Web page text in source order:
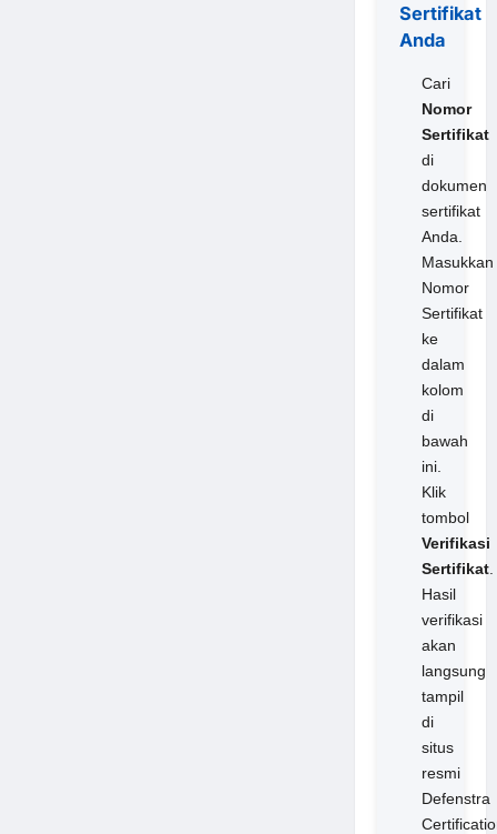
Sertifikat
Anda
Cari
Nomor
Sertifikat
di
dokumen
sertifikat
Anda.
Masukkan
Nomor
Sertifikat
ke
dalam
kolom
di
bawah
ini.
Klik
tombol
Verifikasi
Sertifikat.
Hasil
verifikasi
akan
langsung
tampil
di
situs
resmi
Defenstra